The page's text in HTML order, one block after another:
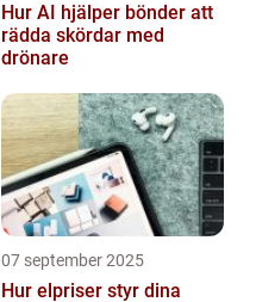
Hur AI hjälper bönder att
rädda skördar med
drönare
07 september 2025
Hur elpriser styr dina